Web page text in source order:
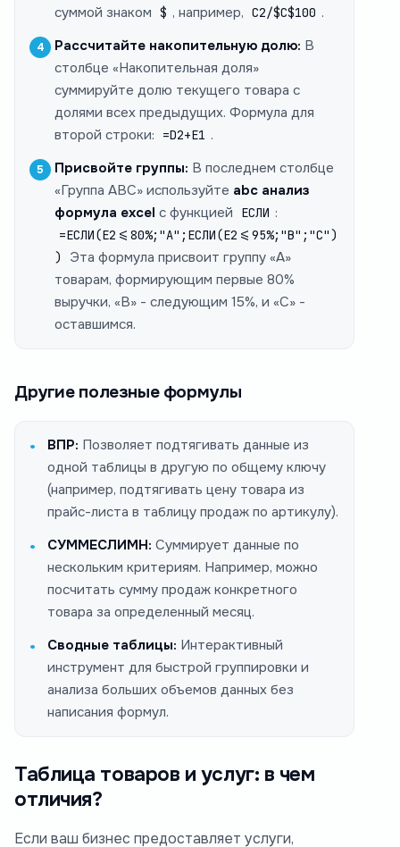
суммой знаком $ , например, C2/$C$100 .
Рассчитайте накопительную долю: В
столбце «Накопительная доля»
суммируйте долю текущего товара с
долями всех предыдущих. Формула для
второй строки:
=D2+E1 .
Присвойте группы: В последнем столбце
«Группа ABC» используйте abc анализ
формула excel с функцией ЕСЛИ :
=ЕСЛИ(E2<=80%;"A";ЕСЛИ(E2<=95%;"B";"C")
)
Эта формула присвоит группу «A»
товарам, формирующим первые 80%
выручки, «B» - следующим 15%, и «C» -
оставшимся.
Другие полезные формулы
ВПР: Позволяет подтягивать данные из
одной таблицы в другую по общему ключу
(например, подтягивать цену товара из
прайс-листа в таблицу продаж по артикулу).
СУММЕСЛИМН: Суммирует данные по
нескольким критериям. Например, можно
посчитать сумму продаж конкретного
товара за определенный месяц.
Сводные таблицы: Интерактивный
инструмент для быстрой группировки и
анализа больших объемов данных без
написания формул.
Таблица товаров и услуг: в чем
отличия?
Если ваш бизнес предоставляет услуги,